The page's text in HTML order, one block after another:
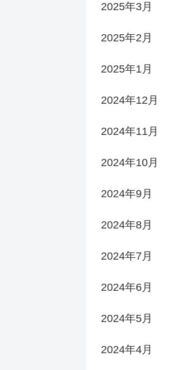
2025年3月
2025年2月
2025年1月
2024年12月
2024年11月
2024年10月
2024年9月
2024年8月
2024年7月
2024年6月
2024年5月
2024年4月